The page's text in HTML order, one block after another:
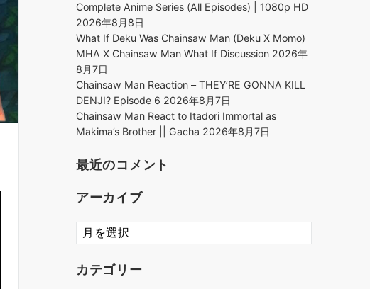
Complete Anime Series (All Episodes) | 1080p HD
2026年8月8日
What If Deku Was Chainsaw Man (Deku X Momo)
MHA X Chainsaw Man What If Discussion 2026年
8月7日
Chainsaw Man Reaction – THEY’RE GONNA KILL
DENJI? Episode 6 2026年8月7日
Chainsaw Man React to Itadori Immortal as
Makima’s Brother || Gacha 2026年8月7日
最近のコメント
アーカイブ
ア
ー
イ
カテゴリー